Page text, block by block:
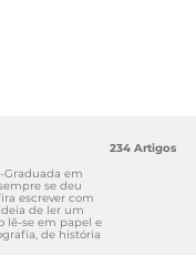
Graduada em
se deu
escrever com
de ler um
lê-se em papel e
de história
234 Artigos